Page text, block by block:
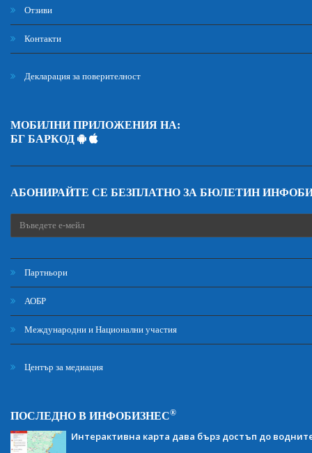
Отзиви
Контакти
Декларация за поверителност
МОБИЛНИ ПРИЛОЖЕНИЯ НА:
БГ БАРКОД
АБОНИРАЙТЕ СЕ БЕЗПЛАТНО ЗА БЮЛЕТИН
Партньори
АОБР
Международни и Национални участия
Център за медиация
ПОСЛЕДНО В ИНФОБИЗНЕС®
Интерактивна карта дава бърз достъп до